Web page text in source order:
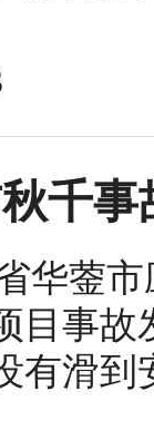
千
华蓥
目事
有滑